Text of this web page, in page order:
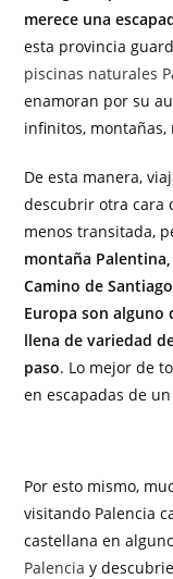
merece una
esta provincia
piscinas naturales
enamoran por su
infinitos, montañas,
De esta manera,
descubrir otra cara
menos transitada,
montaña
Camino de
Europa son alguno
llena de variedad
paso. Lo mejor de
en escapadas de
Por esto mismo,
visitando Palencia
castellana en
Palencia y